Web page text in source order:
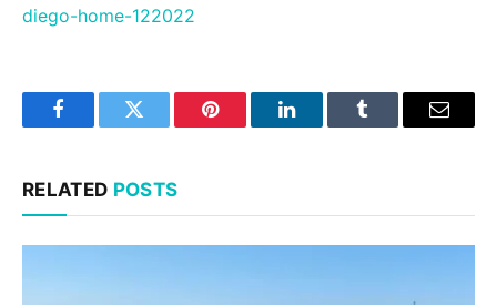
diego-home-122022
FacebookTwitter Pinterest LinkedInTumblr Email
RELATED POSTS